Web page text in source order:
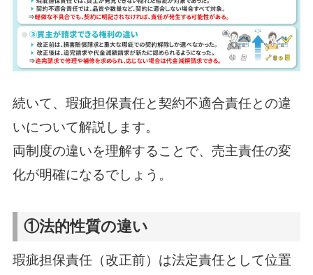
続いて、瑕疵担保責任と契約不適合責任との違
いについて解説します。
両制度の違いを理解することで、売主責任の変
化が明確になるでしょう。
①法的性質の違い
瑕疵担保責任（改正前）は法定責任として位置